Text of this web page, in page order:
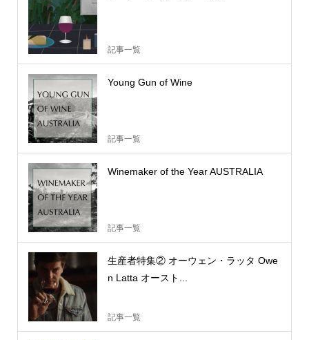
記事一覧
Young Gun of Wine
記事一覧
Winemaker of the Year AUSTRALIA
記事一覧
生産者特集② オーウェン・ラッタ Owe
n Latta オースト...
記事一覧